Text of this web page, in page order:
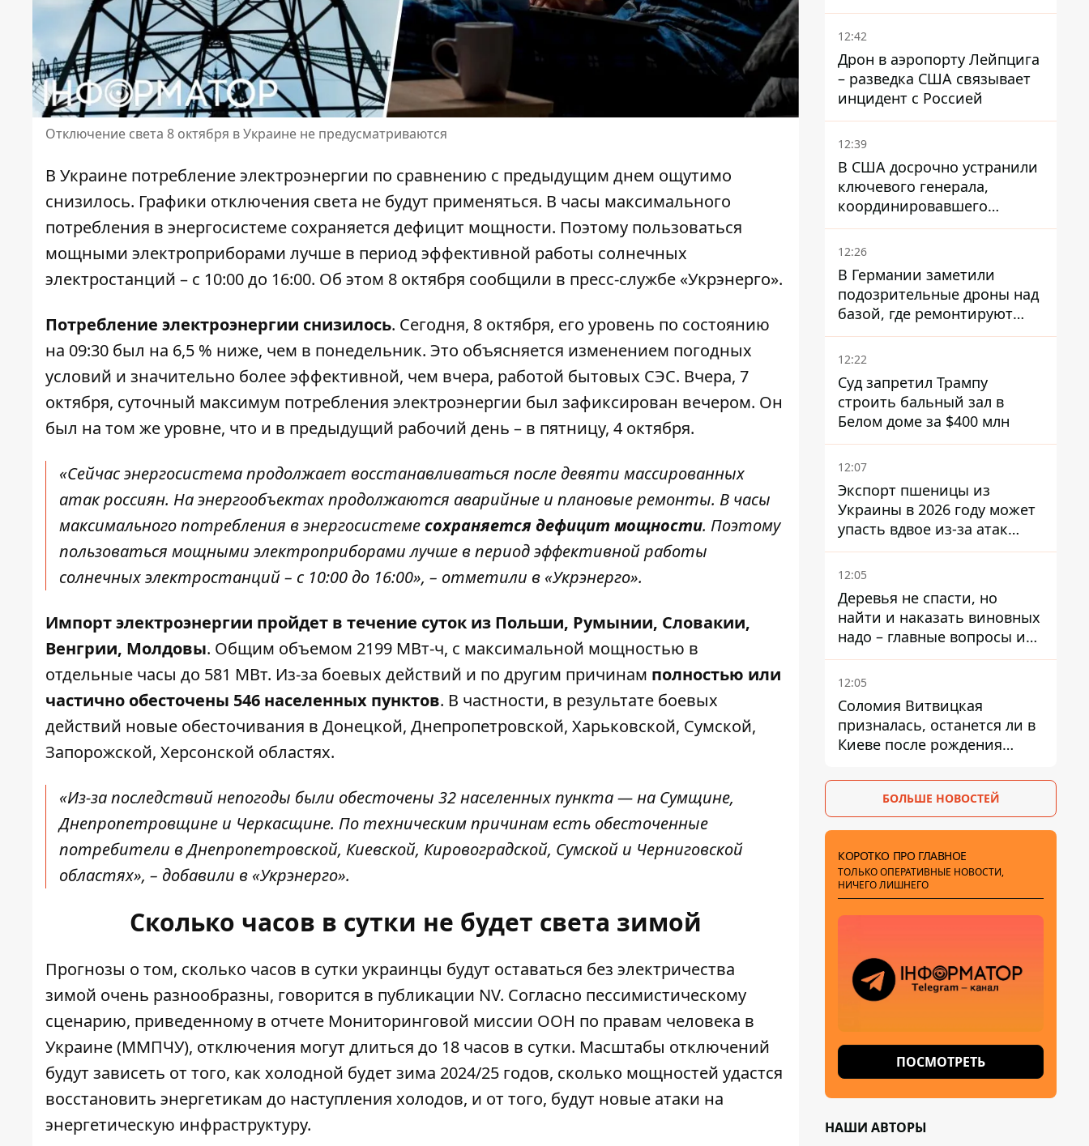
Отключение света 8 октября в Украине не предусматриваются
В Украине потребление электроэнергии по сравнению с предыдущим днем ​​ощутимо
снизилось. Графики отключения света не будут применяться. В часы максимального
потребления в энергосистеме сохраняется дефицит мощности. Поэтому пользоваться
мощными электроприборами лучше в период эффективной работы солнечных
электростанций – с 10:00 до 16:00. Об этом 8 октября сообщили в пресс-службе «Укрэнерго».
Потребление электроэнергии снизилось. Сегодня, 8 октября, его уровень по состоянию
на 09:30 был на 6,5 % ниже, чем в понедельник. Это объясняется изменением погодных
условий и значительно более эффективной, чем вчера, работой бытовых СЭС. Вчера, 7
октября, суточный максимум потребления электроэнергии был зафиксирован вечером. Он
был на том же уровне, что и в предыдущий рабочий день – в пятницу, 4 октября.
«Сейчас энергосистема продолжает восстанавливаться после девяти массированных
атак россиян. На энергообъектах продолжаются аварийные и плановые ремонты. В часы
максимального потребления в энергосистеме сохраняется дефицит мощности. Поэтому
пользоваться мощными электроприборами лучше в период эффективной работы
солнечных электростанций – с 10:00 до 16:00», – отметили в «Укрэнерго».
Импорт электроэнергии пройдет в течение суток из Польши, Румынии, Словакии,
Венгрии, Молдовы. Общим объемом 2199 МВт-ч, с максимальной мощностью в
отдельные часы до 581 МВт. Из-за боевых действий и по другим причинам полностью или
частично обесточены 546 населенных пунктов. В частности, в результате боевых
действий новые обесточивания в Донецкой, Днепропетровской, Харьковской, Сумской,
Запорожской, Херсонской областях.
«Из-за последствий непогоды были обесточены 32 населенных пункта — на Сумщине,
Днепропетровщине и Черкасщине. По техническим причинам есть обесточенные
потребители в Днепропетровской, Киевской, Кировоградской, Сумской и Черниговской
областях», – добавили в «Укрэнерго».
Сколько часов в сутки не будет света зимой
Прогнозы о том, сколько часов в сутки украинцы будут оставаться без электричества
зимой очень разнообразны, говорится в публикации NV. Согласно пессимистическому
сценарию, приведенному в отчете Мониторинговой миссии ООН по правам человека в
Украине (ММПЧУ), отключения могут длиться до 18 часов в сутки. Масштабы отключений
будут зависеть от того, как холодной будет зима 2024/25 годов, сколько мощностей удастся
восстановить энергетикам до наступления холодов, и от того, будут новые атаки на
энергетическую инфраструктуру.
опаздывают более чем на
12 часов
12:42
Дрон в аэропорту Лейпцига
– разведка США связывает
инцидент с Россией
12:39
В США досрочно устранили
ключевого генерала,
координировавшего
поддержку Украины -
причину умалчивают
12:26
В Германии заметили
подозрительные дроны над
базой, где ремонтируют
Patriot - СМИ
12:22
Суд запретил Трампу
строить бальный зал в
Белом доме за $400 млн
12:07
Экспорт пшеницы из
Украины в 2026 году может
упасть вдвое из-за атак
россиян по портам
12:05
Деревья не спасти, но
найти и наказать виновных
надо – главные вопросы и
выводы из конфликта на
Теремках
12:05
Соломия Витвицкая
призналась, останется ли в
Киеве после рождения
БОЛЬШЕ НОВОСТЕЙ
КОРОТКО ПРО ГЛАВНОЕ
ТОЛЬКО ОПЕРАТИВНЫЕ НОВОСТИ,
НИЧЕГО ЛИШНЕГО
ПОСМОТРЕТЬ
НАШИ АВТОРЫ